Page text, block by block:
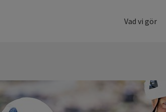
Vad vi gör